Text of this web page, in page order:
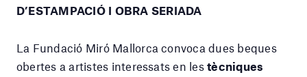
D’ESTAMPACIÓ I OBRA SERIADA
La Fundació Miró Mallorca convoca dues beques
obertes a artistes interessats en lestècniques